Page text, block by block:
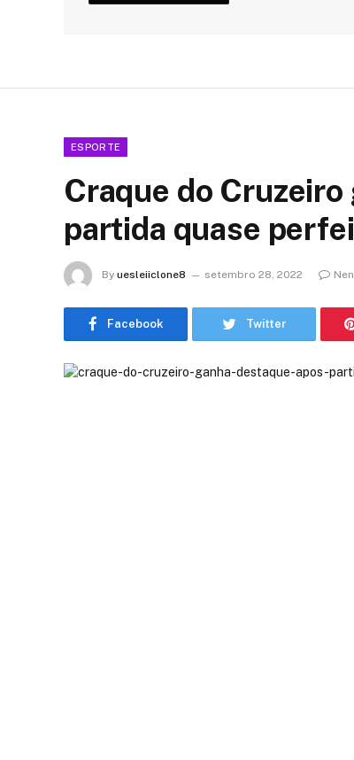
ESPORTE
Craque do
partida quase
By uesleiiclone8 setembro 28, 2022
Facebook Twitter